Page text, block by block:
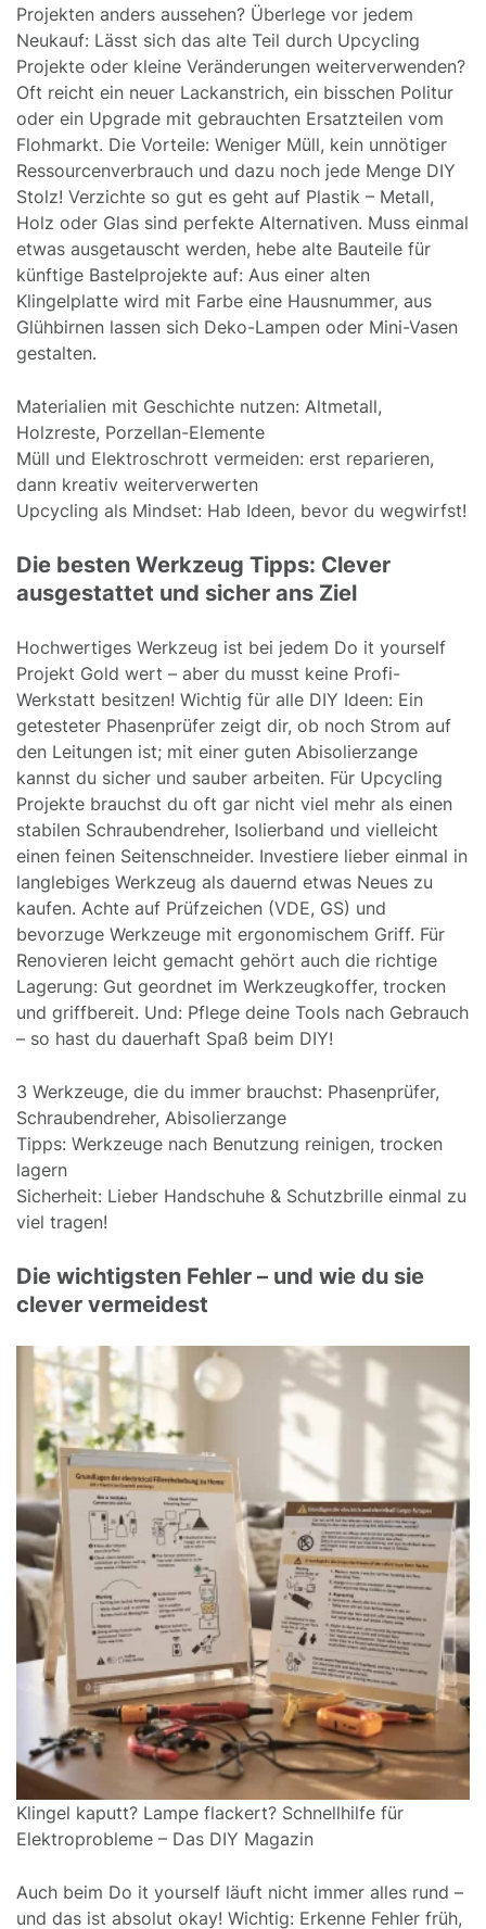
Projekten anders aussehen? Überlege vor jedem
Neukauf: Lässt sich das alte Teil durch Upcycling
Projekte oder kleine Veränderungen weiterverwenden?
Oft reicht ein neuer Lackanstrich, ein bisschen Politur
oder ein Upgrade mit gebrauchten Ersatzteilen vom
Flohmarkt. Die Vorteile: Weniger Müll, kein unnötiger
Ressourcenverbrauch und dazu noch jede Menge DIY
Stolz! Verzichte so gut es geht auf Plastik – Metall,
Holz oder Glas sind perfekte Alternativen. Muss einmal
etwas ausgetauscht werden, hebe alte Bauteile für
künftige Bastelprojekte auf: Aus einer alten
Klingelplatte wird mit Farbe eine Hausnummer, aus
Glühbirnen lassen sich Deko-Lampen oder Mini-Vasen
gestalten.
Materialien mit Geschichte nutzen: Altmetall,
Holzreste, Porzellan-Elemente
Müll und Elektroschrott vermeiden: erst reparieren,
dann kreativ weiterverwerten
Upcycling als Mindset: Hab Ideen, bevor du wegwirfst!
Die besten Werkzeug Tipps: Clever
ausgestattet und sicher ans Ziel
Hochwertiges Werkzeug ist bei jedem Do it yourself
Projekt Gold wert – aber du musst keine Profi-
Werkstatt besitzen! Wichtig für alle DIY Ideen: Ein
getesteter Phasenprüfer zeigt dir, ob noch Strom auf
den Leitungen ist; mit einer guten Abisolierzange
kannst du sicher und sauber arbeiten. Für Upcycling
Projekte brauchst du oft gar nicht viel mehr als einen
stabilen Schraubendreher, Isolierband und vielleicht
einen feinen Seitenschneider. Investiere lieber einmal in
langlebiges Werkzeug als dauernd etwas Neues zu
kaufen. Achte auf Prüfzeichen (VDE, GS) und
bevorzuge Werkzeuge mit ergonomischem Griff. Für
Renovieren leicht gemacht gehört auch die richtige
Lagerung: Gut geordnet im Werkzeugkoffer, trocken
und griffbereit. Und: Pflege deine Tools nach Gebrauch
– so hast du dauerhaft Spaß beim DIY!
3 Werkzeuge, die du immer brauchst: Phasenprüfer,
Schraubendreher, Abisolierzange
Tipps: Werkzeuge nach Benutzung reinigen, trocken
lagern
Sicherheit: Lieber Handschuhe & Schutzbrille einmal zu
viel tragen!
Die wichtigsten Fehler – und wie du sie
clever vermeidest
Klingel kaputt? Lampe flackert? Schnellhilfe für
Elektroprobleme – Das DIY Magazin
Auch beim Do it yourself läuft nicht immer alles rund –
und das ist absolut okay! Wichtig: Erkenne Fehler früh,